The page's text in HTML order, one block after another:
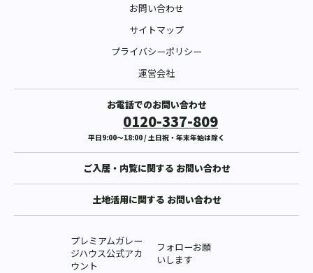
お問い合わせ
サイトマップ
プライバシーポリシー
運営会社
お電話でのお問い合わせ
0120-337-809
平日9:00〜18:00 / 土日祝・年末年始は除く
ご入居・内覧に関する お問い合わせ
土地活用に関する お問い合わせ
プレミアムガレー
ジハウス公式アカ
ウント
フォローお願
いします